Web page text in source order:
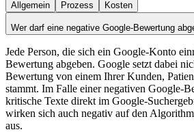
Allgemein Prozess Kosten
Wer darf eine negative Google-Bewertung
Jede Person, die sich ein Google-Konto
Bewertung abgeben. Google setzt dabei
Bewertung von einem Ihrer Kunden,
stammt. Im Falle einer negativen Google-
kritische Texte direkt im Google-
wirken sich auch negativ auf den
aus.